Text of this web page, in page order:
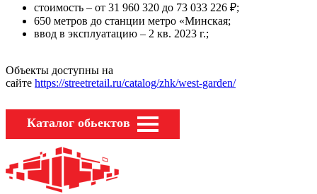
стоимость – от 31 960 320 до 73 033 226 ₽;
650 метров до станции метро «Минская;
ввод в эксплуатацию – 2 кв. 2023 г.;
Объекты доступны на
сайте https://streetretail.ru/catalog/zhk/west-garden/
Каталог обьектов